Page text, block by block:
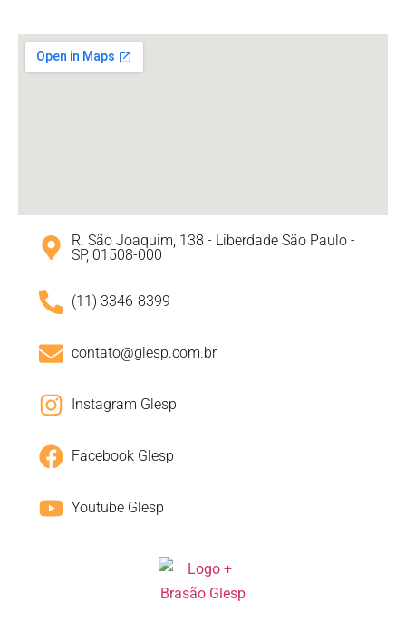
R. São Joaquim, 138 - Liberdade São Paulo -
SP, 01508-000
(11) 3346-8399
contato@glesp.com.br
Instagram Glesp
Facebook Glesp
Youtube Glesp